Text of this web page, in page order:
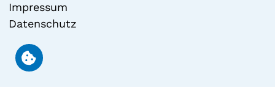
Impressum
Datenschutz